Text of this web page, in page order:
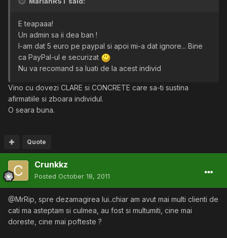
E teapaaa!
Un admin sa ii dea ban !
I-am dat 5 euro pe paypal si apoi mi-a dat ignore... Bine
ca PayPal-ul e securizat
Nu va recomand sa luati de la acest individ
Vino cu dovezi CLARE si CONCRETE care sa-ti sustina
afirmatiile si zboara individul.
O seara buna.
Quote
Crunkkz
Posted October 18, 2011
@MrRip, spre dezamagirea lui..chiar am avut mai multi clienti de
cati ma asteptam si culmea, au fost si multumiti, cine mai
doreste, cine mai pofteste ?